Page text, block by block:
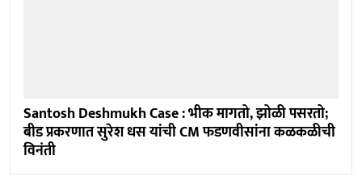
Santosh Deshmukh Case : भीक मागतो, झोळी पसरतो;
बीड प्रकरणात सुरेश धस यांची CM फडणवीसांना कळकळीची
विनंती